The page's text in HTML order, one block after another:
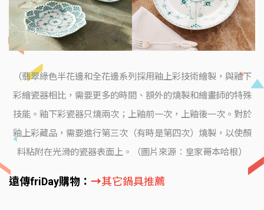
（翡翠綠色半花邊和全花邊系列採用釉上彩技術繪製，與釉下
彩繪瓷器相比，需要更多的時間、額外的燒製和繪畫師的特殊
技能。釉下彩瓷器只燒兩次；上釉前一次，上釉後一次。對於
釉上彩藏品，需要進行第三次（有時是第四次）燒製，以使顏
料粘附在光滑的瓷器表面上。（圖片來源：皇家哥本哈根）
遠傳friDay購物： →其它鍋具推薦